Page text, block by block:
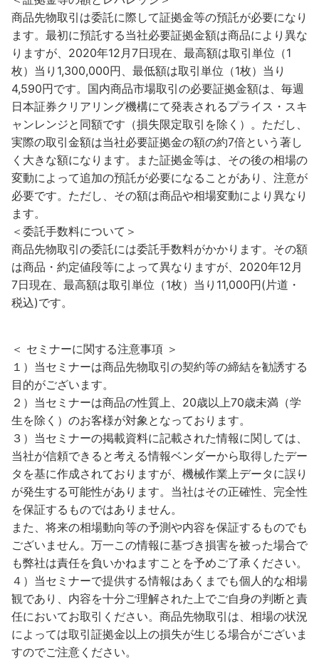
商品先物取引は委託に際して証拠金等の預託が必要になり
ます。最初に預託する当社必要証拠金額は商品により異な
りますが、2020年12月7日現在、最高額は取引単位（1
枚）当り1,300,000円、最低額は取引単位（1枚）当り
4,590円です。国内商品市場取引の必要証拠金額は、毎週
日本証券クリアリング機構にて発表されるプライス・スキ
ャンレンジと同額です（損失限定取引を除く）。ただし、
実際の取引金額は当社必要証拠金の額の約7倍という著し
く大きな額になります。また証拠金等は、その後の相場の
変動によって追加の預託が必要になることがあり、注意が
必要です。ただし、その額は商品や相場変動により異なり
ます。
＜委託手数料について＞
商品先物取引の委託には委託手数料がかかります。その額
は商品・約定値段等によって異なりますが、2020年12月
7日現在、最高額は取引単位（1枚）当り11,000円(片道・
税込)です。
＜ セミナーに関する注意事項 ＞
１）当セミナーは商品先物取引の契約等の締結を勧誘する
目的がございます。
２）当セミナーは商品の性質上、20歳以上70歳未満（学
生を除く）のお客様が対象となっております。
３）当セミナーの掲載資料に記載された情報に関しては、
当社が信頼できると考える情報ベンダーから取得したデー
タを基に作成されておりますが、機械作業上データに誤り
が発生する可能性があります。当社はその正確性、完全性
を保証するものではありません。
また、将来の相場動向等の予測や内容を保証するものでも
ございません。万一この情報に基づき損害を被った場合で
も弊社は責任を負いかねますことを予めご了承ください。
４）当セミナーで提供する情報はあくまでも個人的な相場
観であり、内容を十分ご理解された上でご自身の判断と責
任においてお取引ください。商品先物取引は、相場の状況
によっては取引証拠金以上の損失が生じる場合がございま
すのでご注意ください。